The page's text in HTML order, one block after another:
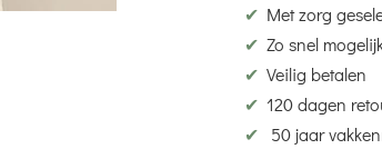
✔ Met zorg
✔ Zo snel
✔ Veilig betalen
✔ 120 dagen
✔
50 jaar